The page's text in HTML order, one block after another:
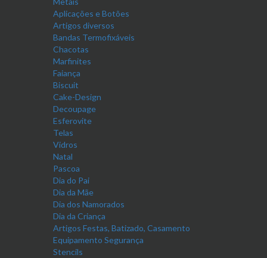
Aplicações e Botões
Artigos diversos
Bandas Termofixáveis
Chacotas
Marfinites
Faiança
Biscuit
Cake-Design
Decoupage
Esferovite
Telas
Vidros
Natal
Pascoa
Dia do Pai
Dia da Mãe
Dia dos Namorados
Dia da Criança
Artigos Festas, Batizado, Casamento
Equipamento Segurança
Stencils